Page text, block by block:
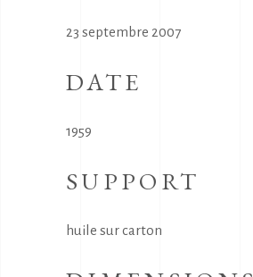
23 septembre 2007
DATE
1959
SUPPORT
huile sur carton